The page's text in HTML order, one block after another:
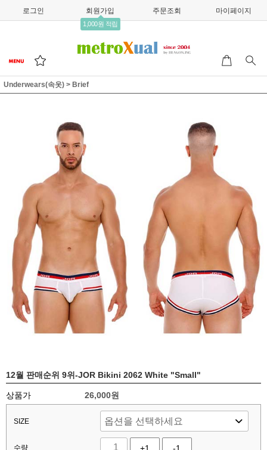
로그인 회원가입
1,000원 적립
주문조회 마이페이지
Underwears(속옷) > Brief
12월 판매순위 9위-JOR Bikini 2062 White "Small"
상품가 26,000원
SIZE
수량 +1 -1